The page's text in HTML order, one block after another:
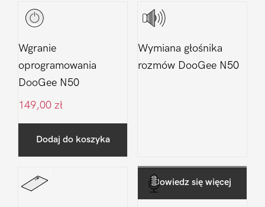
Wgranie
oprogramowania
DooGee N50
149,00 zł
Dodaj do koszyka
Wymiana głośnika
rozmów DooGee N50
Dowiedz się więcej